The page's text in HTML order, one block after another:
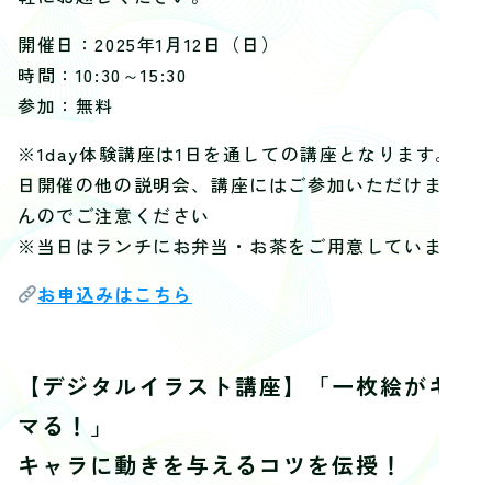
開催日：2025年1月12日（日）
時間：10:30～15:30
参加：無料
※1day体験講座は1日を通しての講座となります。同
日開催の他の説明会、講座にはご参加いただけませ
んのでご注意ください
※当日はランチにお弁当・お茶をご用意しています
お申込みはこちら
【デジタルイラスト講座】「一枚絵がキ
マる！」
キャラに動きを与えるコツを伝授！